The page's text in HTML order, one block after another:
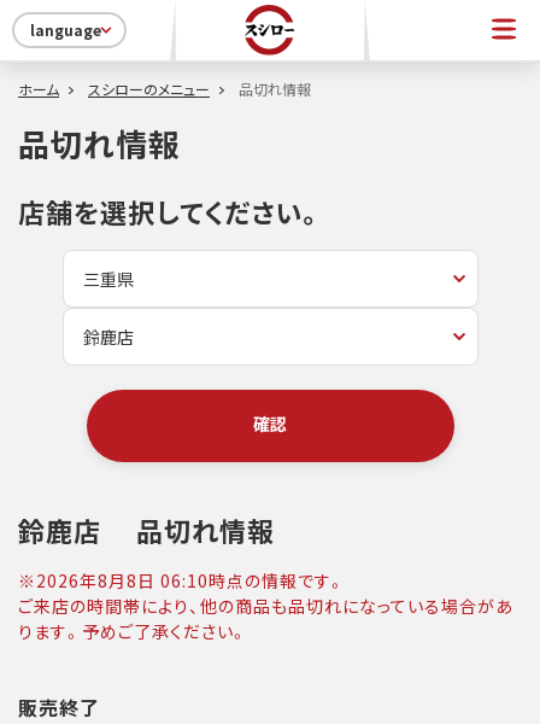
language
ホーム スシローのメニュー 品切れ情報
品切れ情報
店舗を選択してください。
確認
鈴鹿店 品切れ情報
※ 2026年8月8日 06:10時点の情報です。
ご来店の時間帯により、他の商品も品切れになっている場合があ
ります。予めご了承ください。
販売終了